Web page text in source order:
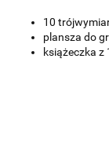
10
plansza do
książeczka